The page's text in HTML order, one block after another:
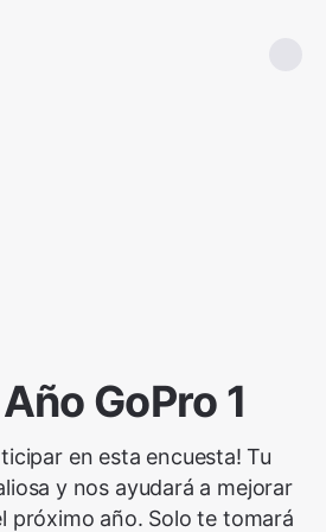
GoPro 1
en esta encuesta! Tu
y nos ayudará a mejorar
próximo año. Solo te tomará